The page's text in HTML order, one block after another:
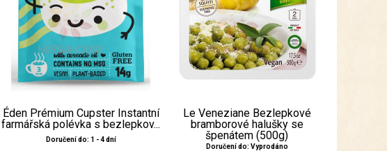
Éden Prémium Cupster Instantní
farmářská polévka s bezlepkov...
Doručení do: 1 - 4 dní
Le Veneziane Bezlepkové
bramborové halušky se
špenátem (500g)
Doručení do: Vyprodáno